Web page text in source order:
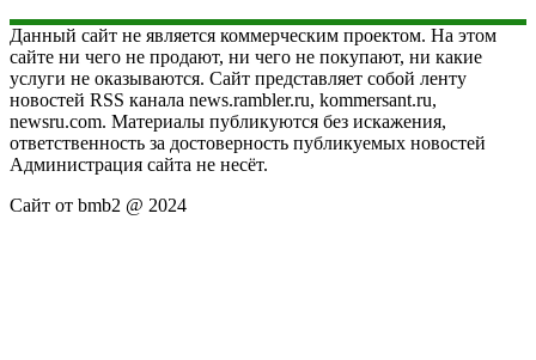
Данный сайт не является коммерческим проектом. На этом
сайте ни чего не продают, ни чего не покупают, ни какие
услуги не оказываются. Сайт представляет собой ленту
новостей RSS канала news.rambler.ru, kommersant.ru,
newsru.com. Материалы публикуются без искажения,
ответственность за достоверность публикуемых новостей
Администрация сайта не несёт.
Сайт от bmb2 @ 2024